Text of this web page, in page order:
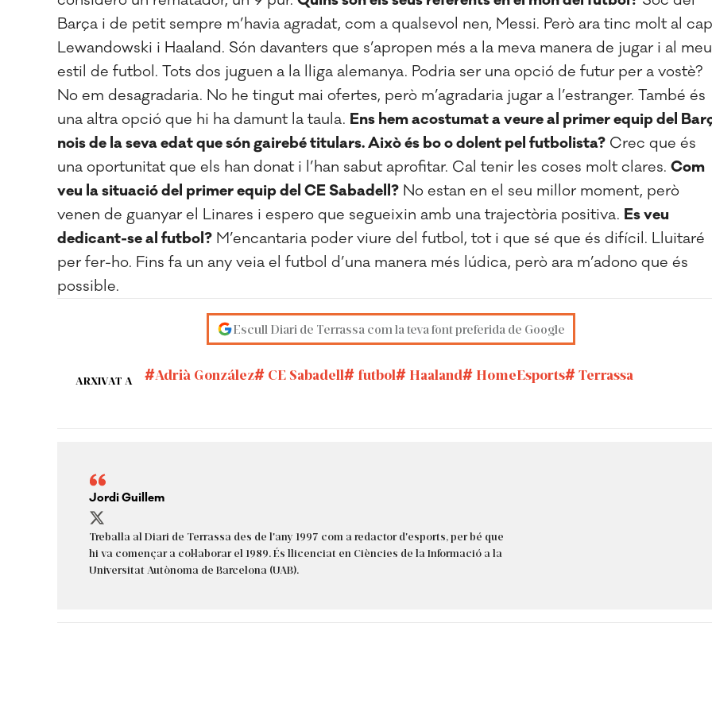
Barça i de petit sempre m’havia agradat, com a qualsevol nen, Messi. Però ara tinc molt al cap
Lewandowski i Haaland. Són davanters que s’apropen més a la meva manera de jugar i al meu
estil de futbol. Tots dos juguen a la lliga alemanya. Podria ser una opció de futur per a vostè?
No em desagradaria. No he tingut mai ofertes, però m’agradaria jugar a l’estranger. També és
una altra opció que hi ha damunt la taula. Ens hem acostumat a veure al primer equip del
nois de la seva edat que són gairebé titulars. Això és bo o dolent pel futbolista? Crec que és
una oportunitat que els han donat i l’han sabut aprofitar. Cal tenir les coses molt clares. Com
veu la situació del primer equip del CE Sabadell? No estan en el seu millor moment, però
venen de guanyar el Linares i espero que segueixin amb una trajectòria positiva. Es veu
dedicant-se al futbol? M’encantaria poder viure del futbol, tot i que sé que és difícil. Lluitaré
per fer-ho. Fins fa un any veia el futbol d’una manera més lúdica, però ara m’adono que és
possible.
Escull Diari de Terrassa com la teva font preferida de Google
ARXIVAT A Adrià González CE Sabadell futbol Haaland HomeEsports Terrassa
Jordi Guillem
Treballa al Diari de Terrassa des de l'any 1997 com a redactor d'esports, per bé que
hi va començar a col·laborar el 1989. És llicenciat en Ciències de la Informació a la
Universitat Autònoma de Barcelona (UAB).